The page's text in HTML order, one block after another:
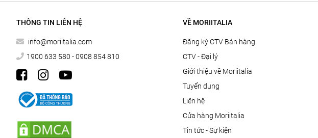
THÔNG TIN LIÊN HỆ
info@moriitalia.com
1900 633 580 - 0908 854 810
VỀ MORIITALIA
Đăng ký CTV Bán hàng
CTV - Đại lý
Giới thiệu về Moriitalia
Tuyển dụng
Liên hệ
Cửa hàng Moriitalia
Tin tức - Sự kiện